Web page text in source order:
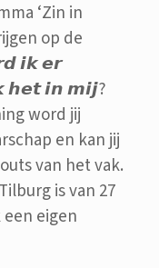
‘Zin in
op de
𝙞𝙠 𝙚𝙧
𝙞𝙣 𝙢𝙞𝙟?
word jij
en kan jij
van het vak.
is van 27
eigen